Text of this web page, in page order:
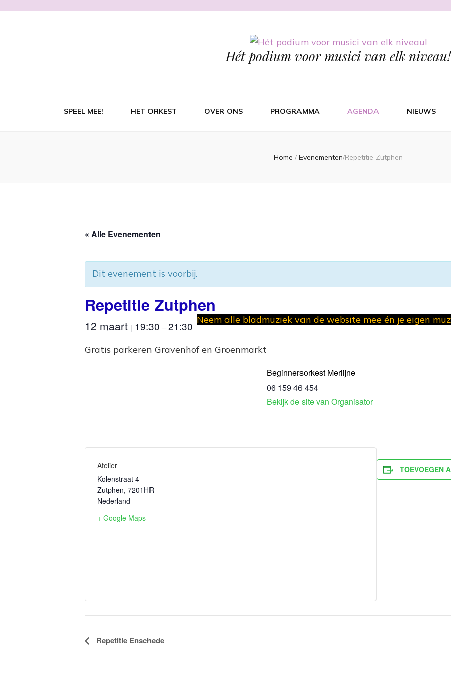
Hét podium voor musici van elk niveau!
SPEEL MEE! HET ORKEST OVER ONS PROGRAMMA AGENDA NIEUWS
Home / Evenementen/Repetitie Zutphen
« Alle Evenementen
Dit evenement is voorbij.
Repetitie Zutphen
12 maart | 19:30 –21:30 Neem alle bladmuziek van de website mee én je eigen
Gratis parkeren Gravenhof en Groenmarkt
Beginnersorkest Merlijne
06 159 46 454
Bekijk de site van Organisator
Atelier
Kolenstraat 4
Zutphen, 7201HR
Nederland
+ Google Maps
TOEVOEGEN
Evenement
Repetitie Enschede